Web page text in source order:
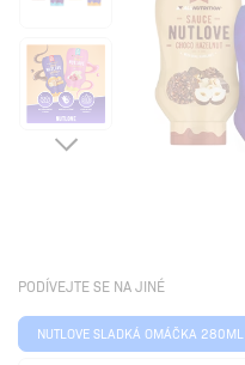
PODÍVEJTE SE NA JINÉ
NUTLOVE SLADKÁ OMÁČKA 280ML